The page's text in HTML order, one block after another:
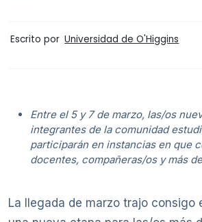
Escrito por Universidad de O'Higgins
Entre el 5 y 7 de marzo, las/os
integrantes de la comunidad
participarán en instancias en que
docentes, compañeras/os y más
La llegada de marzo trajo consigo